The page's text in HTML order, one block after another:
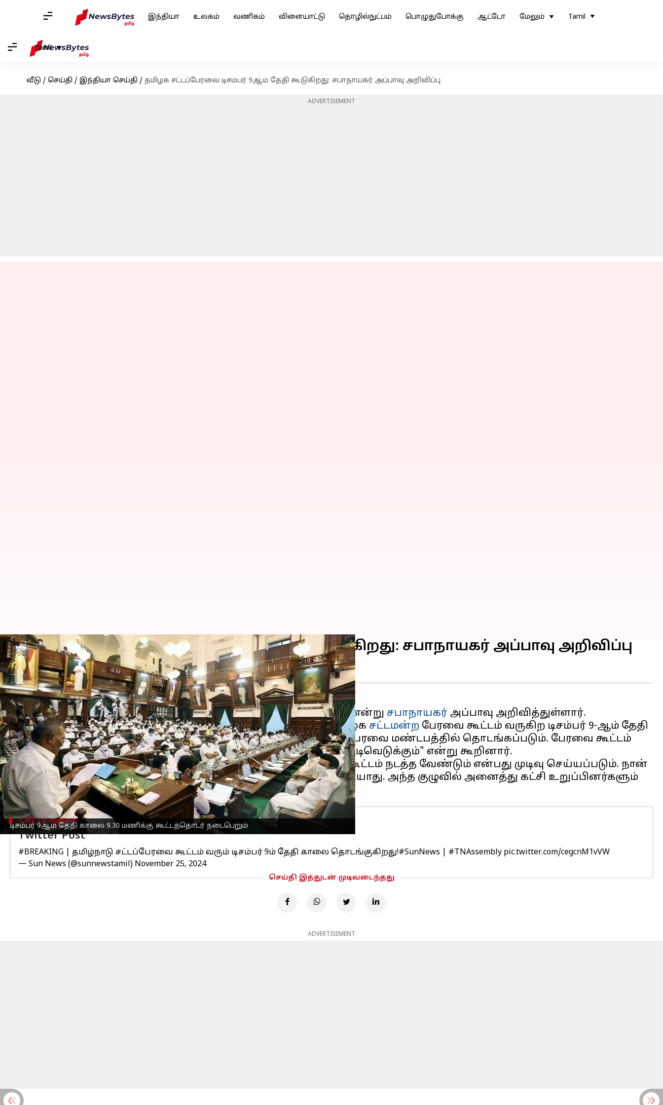
இந்தியா உலகம் வணிகம் விளையாட்டு தொழில்நுட்பம் பொழுதுபோக்கு ஆட்டோ மேலும் Tamil
Tamil
வீடு / செய்தி / இந்தியா செய்தி / தமிழக சட்டப்பேரவை டிசம்பர் 9ஆம் தேதி கூடுகிறது: சபாநாயகர் அப்பாவு அறிவிப்பு
ADVERTISEMENT
டிசம்பர் 9ஆம் தேதி காலை 9.30 மணிக்கு கூட்டத்தொடர் நடைபெறும்
தமிழக சட்டப்பேரவை டிசம்பர் 9ஆம் தேதி கூடுகிறது: சபாநாயகர் அப்பாவு அறிவிப்பு
எழுதியவர் Venkatalakshmi V Nov 25, 2024 03:36 pm
செய்தி முன்னோட்டம்
தமிழகசட்டப்பேரவைகூட்டத்தொடர் டிசம்பர் 9-ஆம் தேதி துவங்கும் என்று சபாநாயகர் அப்பாவு அறிவித்துள்ளார்.
இன்று தலைமை செயலகத்தில் நிருபர்களுடன் பேசிய அவர், "தமிழக சட்டமன்ற பேரவை கூட்டம் வருகிற டிசம்பர் 9-ஆம் தேதி
காலை 9.30 மணிக்கு தலைமை செயலக வளாகத்தில் உள்ள சட்டப்பேரவை மண்டபத்தில் தொடங்கப்படும். பேரவை கூட்டம்
எத்தனை நாட்கள் நடைபெறும் என்பது பற்றி அலுவல் ஆய்வு குழு முடிவெடுக்கும்" என்று கூறினார்.
அவர் மேலும், "அலுவல் ஆய்வு குழு கூட்டத்தில், எத்தனை நாட்கள் கூட்டம் நடத்த வேண்டும் என்பது முடிவு செய்யப்படும். நான்
விரும்பினாலும் 100 நாட்கள் கூட்டம் நடத்துவேன் என்று சொல்ல முடியாது. அந்த குழுவில் அனைத்து கட்சி உறுப்பினர்களும்
ட்விட்டர் அஞ்சல்
Twitter Post
#BREAKING | தமிழ்நாடு சட்டப்பேரவை கூட்டம் வரும் டிசம்பர் 9ம் தேதி காலை தொடங்குகிறது!#SunNews #TNAssembly pic.twitter.com/cegcnM1vVW
— Sun News (@sunnewstamil) November 25, 2024
செய்தி இத்துடன் முடிவடைந்தது
ADVERTISEMENT